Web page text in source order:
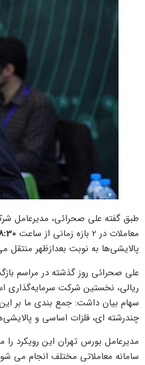
طبق گفته علی صحرائی، مدیرعامل
معاملات در 2 بازه زمانی از ساعت
8:30 تا 11 و 11:30
پالایشی‌ها به نوبت بعدازظهر
ریالی، نخستین شرکت سرمایه‌گذاری
چندرشته ای، فلزات اساسی و
مدیرعامل بورس تهران این رویکرد
سامانه معاملاتی مختلف انجام می